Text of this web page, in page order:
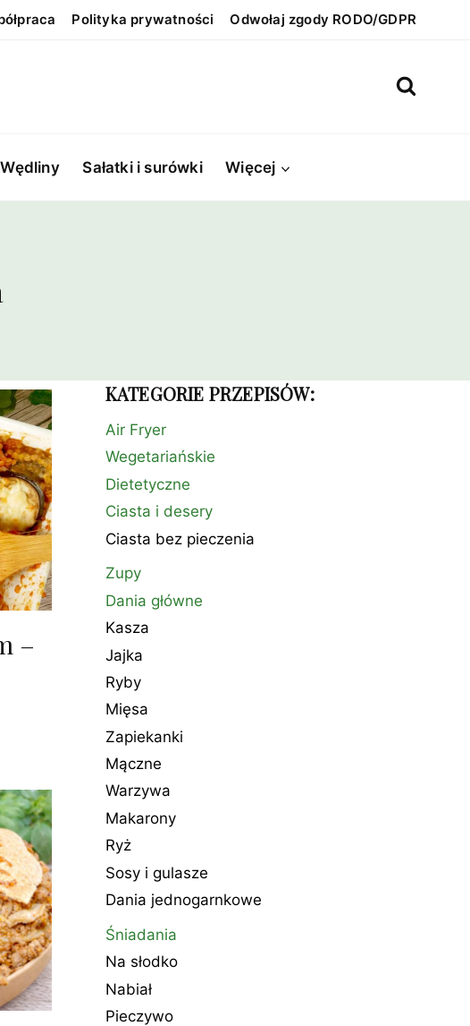
Polityka prywatności Odwołaj zgody RODO/GDPR
Wędliny Sałatki i surówki Więcej
–
KATEGORIE PRZEPISÓW:
Air Fryer
Wegetariańskie
Dietetyczne
Ciasta i desery
Ciasta bez pieczenia
Zupy
Dania główne
Kasza
Jajka
Ryby
Mięsa
Zapiekanki
Mączne
Warzywa
Makarony
Ryż
Sosy i gulasze
Dania jednogarnkowe
Śniadania
Na słodko
Nabiał
Pieczywo